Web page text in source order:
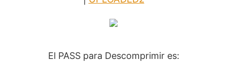
El PASS para Descomprimir es: